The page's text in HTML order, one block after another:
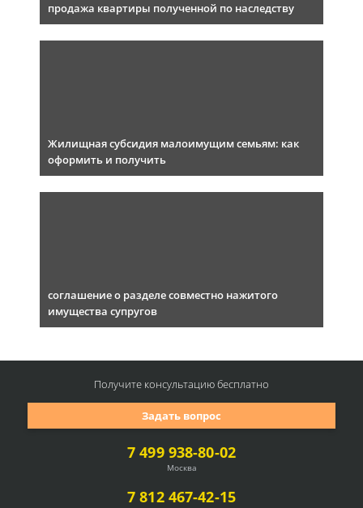
продажа квартиры полученной по наследству
Жилищная субсидия малоимущим семьям: как
оформить и получить
соглашение о разделе совместно нажитого
имущества супругов
7 499 938-80-02
Москва
7 812 467-42-15
Задать вопрос
Получите консультациюбесплатно